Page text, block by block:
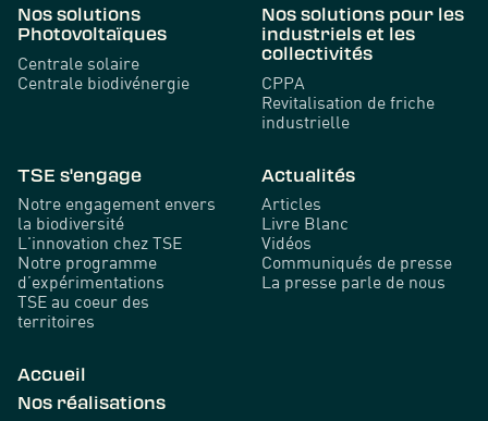
Nos solutions
Photovoltaïques
Centrale solaire
Centrale biodivénergie
Nos solutions pour les
industriels et les
collectivités
CPPA
Revitalisation de friche
industrielle
TSE s'engage
Notre engagement envers
la biodiversité
L'innovation chez TSE
Notre programme
d’expérimentations
TSE au coeur des
territoires
Actualités
Articles
Livre Blanc
Vidéos
Communiqués de presse
La presse parle de nous
Accueil
Nos réalisations